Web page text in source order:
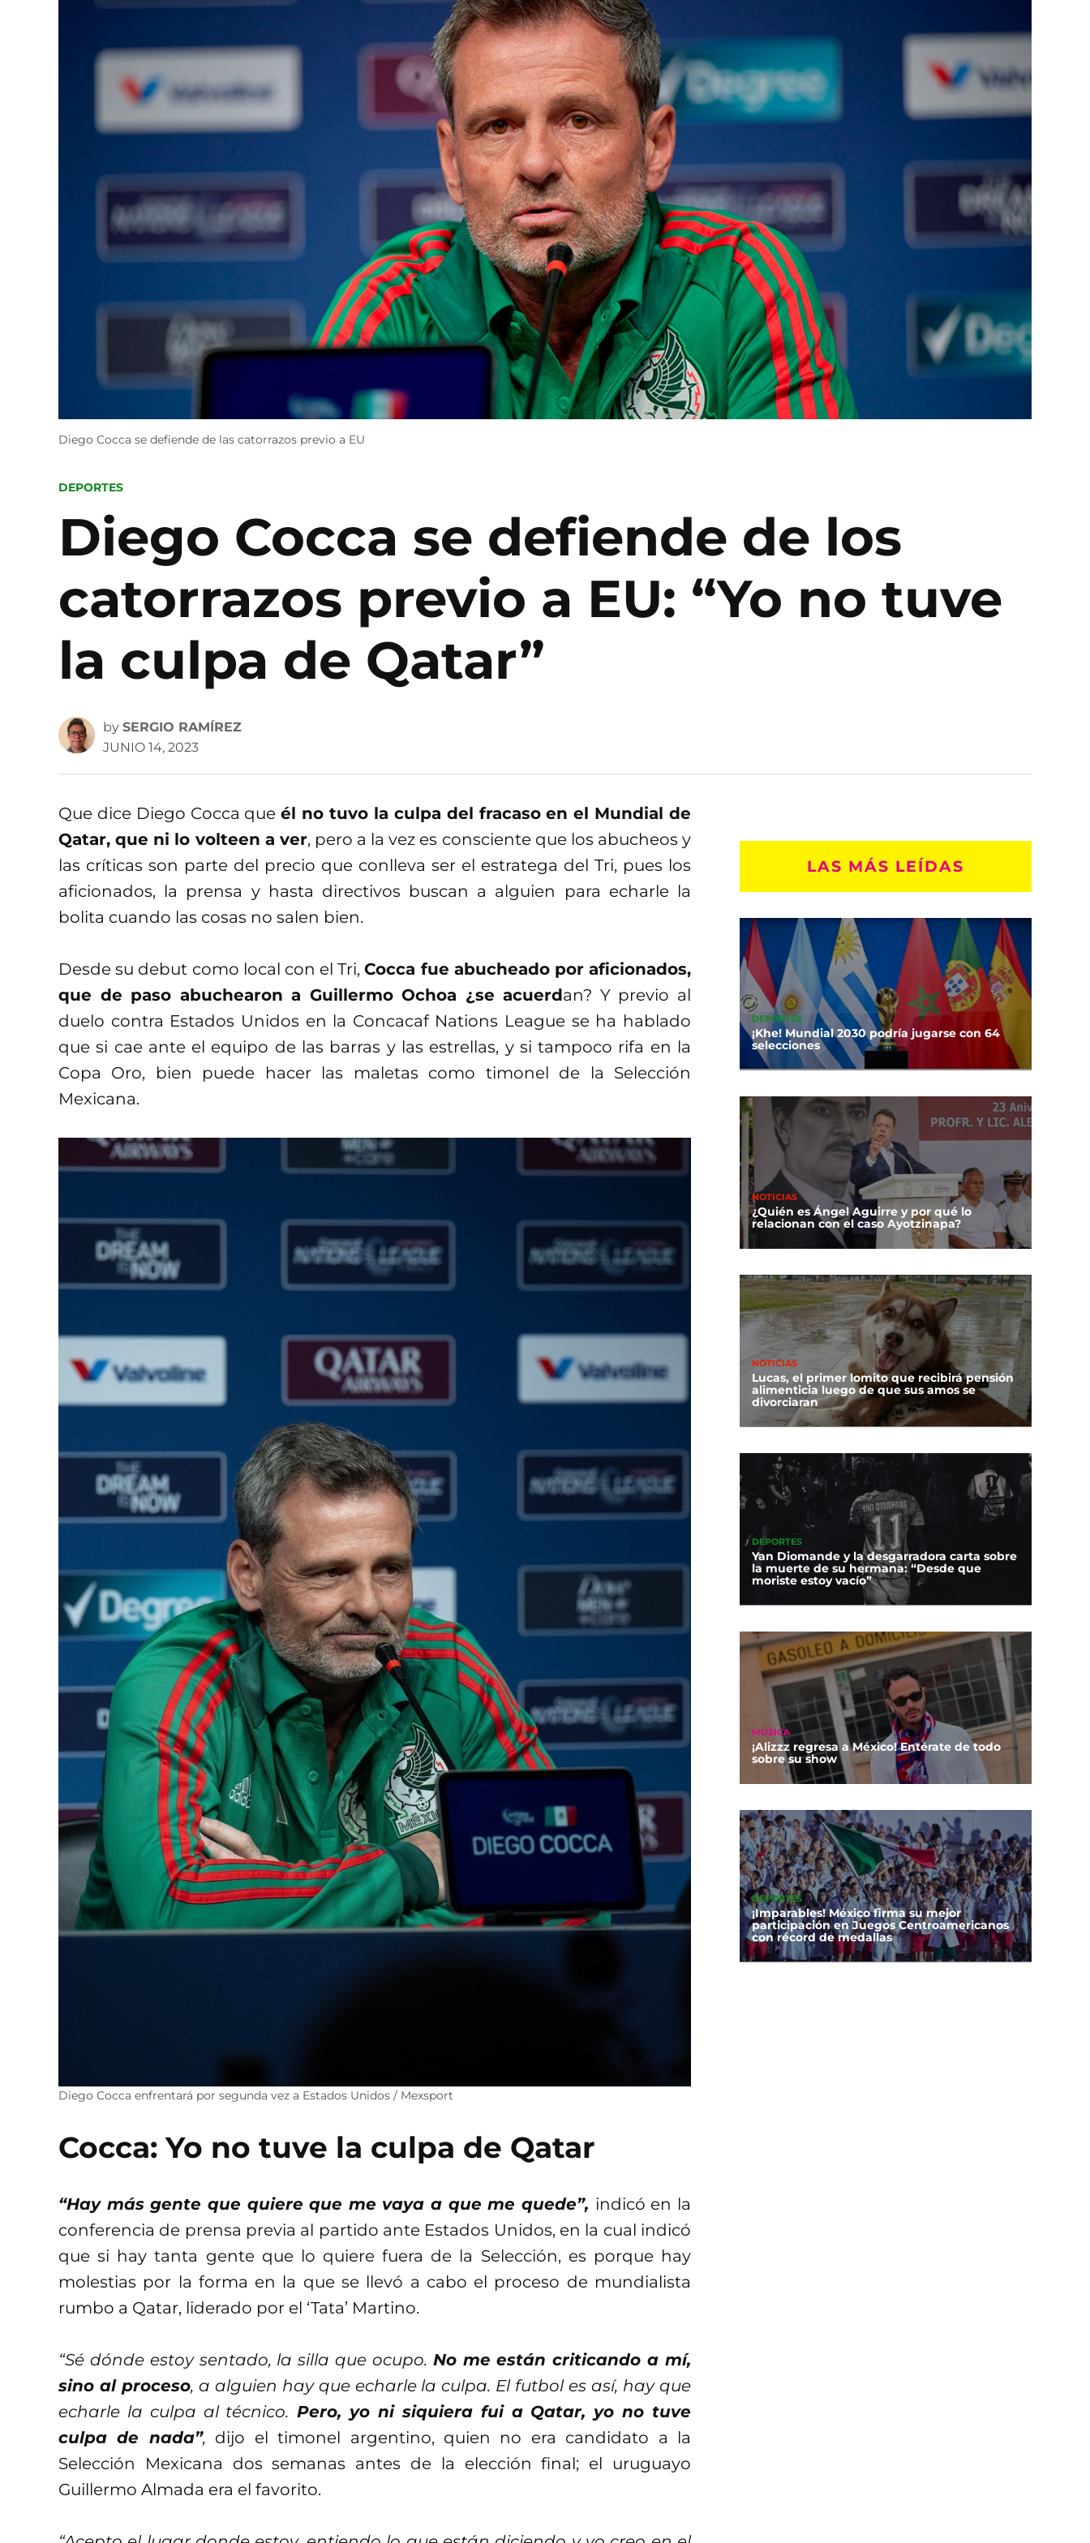
Diego Cocca se defiende de las catorrazos previo a EU
POSTED
DEPORTES
Diego Cocca se defiende de los
catorrazos previo a EU: “Yo no tuve
la culpa de Qatar”
by SERGIO RAMÍREZ
JUNIO 14, 2023
Que dice Diego Cocca queél no tuvo la culpa del fracaso en el Mundial de
Qatar, que ni lo volteen a ver, pero a la vez es consciente que los abucheos y
las críticas son parte del precio que conlleva ser el estratega del Tri, pues los
aficionados, la prensa y hasta directivos buscan a alguien para echarle la
bolita cuando las cosas no salen bien.
Desde su debut como local con el Tri,Cocca fue abucheado por aficionados,
que de paso abuchearon a Guillermo Ochoa ¿se acuerdan? Y previo al
duelo contra Estados Unidos en la Concacaf Nations League se ha hablado
que si cae ante el equipo de las barras y las estrellas, y si tampoco rifa en la
Copa Oro, bien puede hacer las maletas como timonel de la Selección
Mexicana.
Diego Cocca enfrentará por segunda vez a Estados Unidos / Mexsport
Cocca: Yo no tuve la culpa de Qatar
“Hay más gente que quiere que me vaya a que me quede”, indicó en la
conferencia de prensa previa al partido ante Estados Unidos, en la cual indicó
que si hay tanta gente que lo quiere fuera de la Selección, es porque hay
molestias por la forma en la que se llevó a cabo el proceso de mundialista
rumbo a Qatar, liderado por el ‘Tata’ Martino.
“Sé dónde estoy sentado, la silla que ocupo. No me están criticando a mí,
sino al proceso, a alguien hay que echarle la culpa. El futbol es así, hay que
echarle la culpa al técnico. Pero, yo ni siquiera fui a Qatar, yo no tuve
culpa de nada”, dijo el timonel argentino, quien no era candidato a la
Selección Mexicana dos semanas antes de la elección final; el uruguayo
Guillermo Almada era el favorito.
LAS MÁS LEÍDAS
DEPORTES
¡Khe! Mundial 2030 podría jugarse con 64
selecciones
NOTICIAS
¿Quién es Ángel Aguirre y por qué lo
relacionan con el caso Ayotzinapa?
NOTICIAS
Lucas, el primer lomito que recibirá pensión
alimenticia luego de que sus amos se
divorciaran
DEPORTES
Yan Diomande y la desgarradora carta sobre
la muerte de su hermana: “Desde que
moriste estoy vacío”
MÚSICA
¡Alizzz regresa a México! Entérate de todo
sobre su show
DEPORTES
¡Imparables! México firma su mejor
participación en Juegos Centroamericanos
con récord de medallas